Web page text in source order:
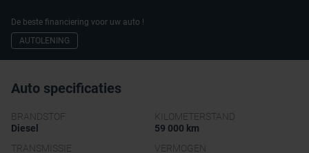
De beste financiering voor uw auto !
AUTOLENING
Auto specificaties
BRANDSTOF
Diesel
KILOMETERSTAND
59 000 km
TRANSMISSIE
VERMOGEN